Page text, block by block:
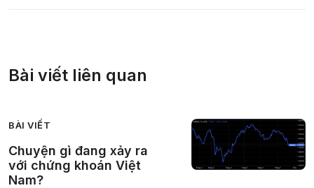
Bài viết liên quan
BÀI VIẾT
Chuyện gì đang xảy ra
với chứng khoán Việt
Nam?